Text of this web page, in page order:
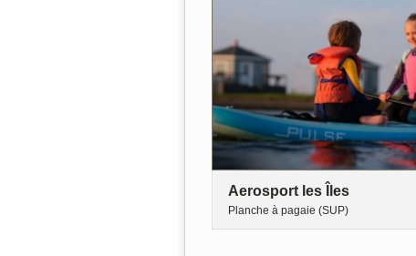
Aerosport les Îles
Planche à pagaie (SUP)